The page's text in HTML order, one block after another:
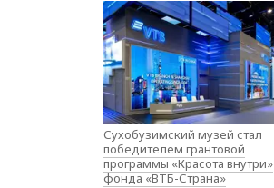
Сухобузимский музей стал
победителем грантовой
программы «Красота внутри»
фонда «ВТБ-Страна»